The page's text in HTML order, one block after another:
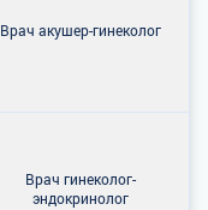
Врач акушер-гинеколог
Врач гинеколог-
эндокринолог